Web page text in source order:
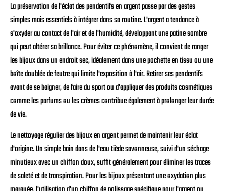
La préservation de l'éclat des pendentifs en argent passe par des gestes
simples mais essentiels à intégrer dans sa routine. L'argent a tendance à
s'oxyder au contact de l'air et de l'humidité, développant une patine sombre
qui peut altérer sa brillance. Pour éviter ce phénomène, il convient de ranger
les bijoux dans un endroit sec, idéalement dans une pochette en tissu ou une
boîte doublée de feutre qui limite l'exposition à l'air. Retirer ses pendentifs
avant de se baigner, de faire du sport ou d'appliquer des produits cosmétiques
comme les parfums ou les crèmes contribue également à prolonger leur durée
de vie.
Le nettoyage régulier des bijoux en argent permet de maintenir leur éclat
d'origine. Un simple bain dans de l'eau tiède savonneuse, suivi d'un séchage
minutieux avec un chiffon doux, suffit généralement pour éliminer les traces
de saleté et de transpiration. Pour les bijoux présentant une oxydation plus